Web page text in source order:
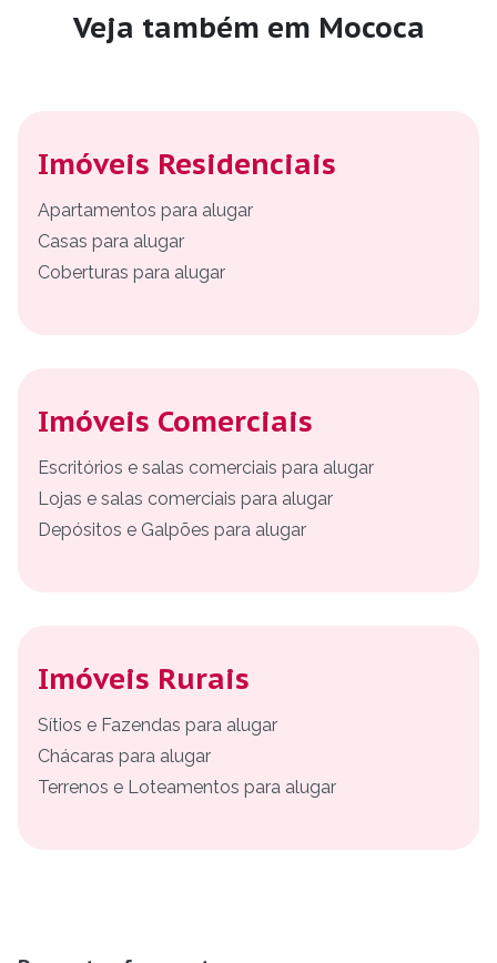
Veja também em Mococa
Imóveis Residenciais
Apartamentos para alugar
Casas para alugar
Coberturas para alugar
Imóveis Comerciais
Escritórios e salas comerciais para alugar
Lojas e salas comerciais para alugar
Depósitos e Galpões para alugar
Imóveis Rurais
Sítios e Fazendas para alugar
Chácaras para alugar
Terrenos e Loteamentos para alugar